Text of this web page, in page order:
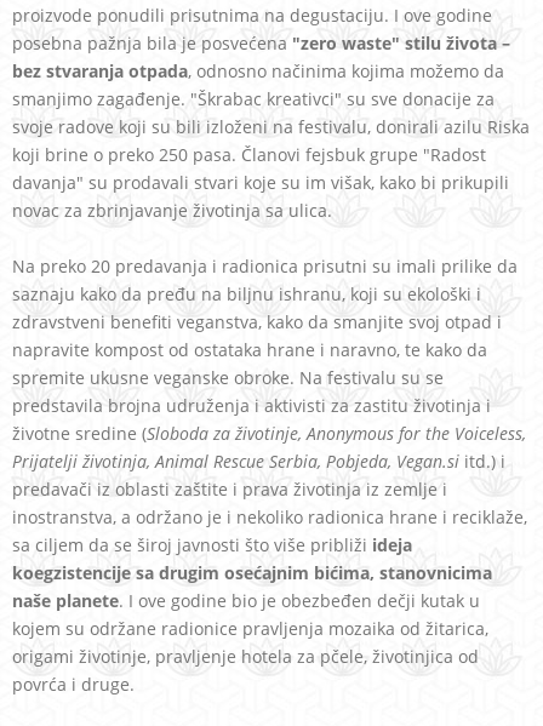
proizvode ponudili prisutnima na degustaciju. I ove godine
posebna pažnja bila je posvećena "zero waste" stilu života –
bez stvaranja otpada, odnosno načinima kojima možemo da
smanjimo zagađenje. "Škrabac kreativci" su sve donacije za
svoje radove koji su bili izloženi na festivalu, donirali azilu Riska
koji brine o preko 250 pasa. Članovi fejsbuk grupe "Radost
davanja" su prodavali stvari koje su im višak, kako bi prikupili
novac za zbrinjavanje životinja sa ulica.
Na preko 20 predavanja i radionica prisutni su imali prilike da
saznaju kako da pređu na biljnu ishranu, koji su ekološki i
zdravstveni benefiti veganstva, kako da smanjite svoj otpad i
napravite kompost od ostataka hrane i naravno, te kako da
spremite ukusne veganske obroke. Na festivalu su se
predstavila brojna udruženja i aktivisti za zastitu životinja i
životne sredine (Sloboda za životinje, Anonymous for the Voiceless,
Prijatelji životinja, Animal Rescue Serbia, Pobjeda, Vegan.si itd.) i
predavači iz oblasti zaštite i prava životinja iz zemlje i
inostranstva, a održano je i nekoliko radionica hrane i reciklaže,
sa ciljem da se široj javnosti što više približi ideja
koegzistencije sa drugim osećajnim bićima, stanovnicima
naše planete. I ove godine bio je obezbeđen dečji kutak u
kojem su održane radionice pravljenja mozaika od žitarica,
origami životinje, pravljenje hotela za pčele, životinjica od
povrća i druge.